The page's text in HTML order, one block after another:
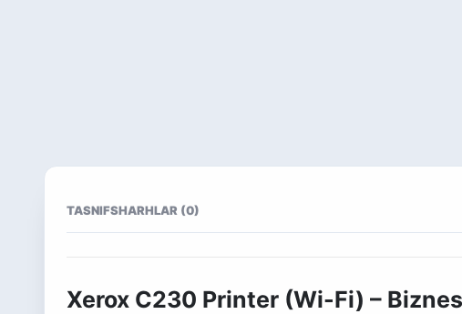
TASNIFSHARHLAR (0)
Xerox C230 Printer (Wi-Fi) –